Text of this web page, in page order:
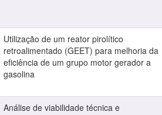
Utilização de um reator pirolítico
retroalimentado (GEET) para melhoria da
eficiência de um grupo motor gerador a
gasolina
Análise de viabilidade técnica e